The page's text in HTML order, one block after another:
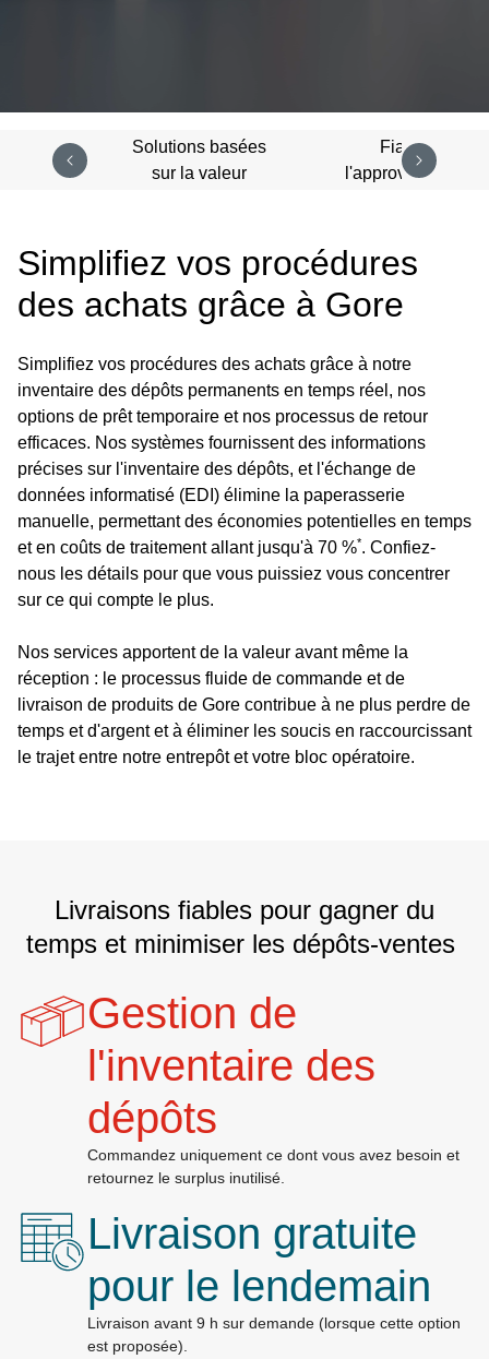
Solutions basées
sur la valeur
Fiabilité de
Simplifiez vos procédures
des achats grâce à Gore
Simplifiez vos procédures des achats grâce à notre
inventaire des dépôts permanents en temps réel, nos
options de prêt temporaire et nos processus de retour
efficaces. Nos systèmes fournissent des informations
précises sur l'inventaire des dépôts, et l'échange de
données informatisé (EDI) élimine la paperasserie
manuelle, permettant des économies potentielles en temps
et en coûts de traitement allant jusqu'à 70 %*. Confiez-
nous les détails pour que vous puissiez vous concentrer
sur ce qui compte le plus.
Nos services apportent de la valeur avant même la
réception : le processus fluide de commande et de
livraison de produits de Gore contribue à ne plus perdre de
temps et d'argent et à éliminer les soucis en raccourcissant
le trajet entre notre entrepôt et votre bloc opératoire.
Livraisons fiables pour gagner du
temps et minimiser les dépôts-ventes
Gestion de
l'inventaire des
dépôts
Commandez uniquement ce dont vous avez besoin et
retournez le surplus inutilisé.
Livraison gratuite
pour le lendemain
Livraison avant 9 h sur demande (lorsque cette option
est proposée).